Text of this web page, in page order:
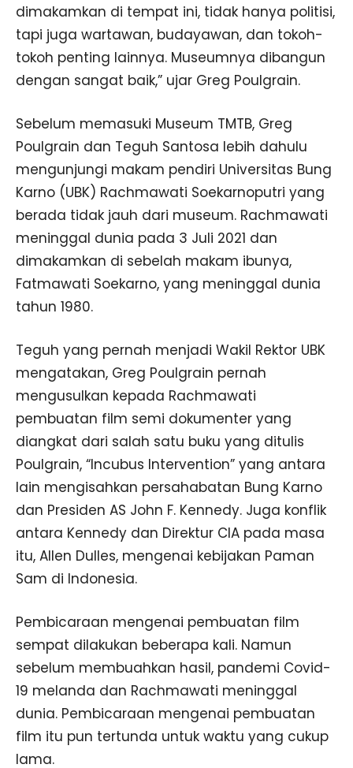
dimakamkan di tempat ini, tidak hanya politisi,
tapi juga wartawan, budayawan, dan tokoh-
tokoh penting lainnya. Museumnya dibangun
dengan sangat baik,” ujar Greg Poulgrain.
Sebelum memasuki Museum TMTB, Greg
Poulgrain dan Teguh Santosa lebih dahulu
mengunjungi makam pendiri Universitas Bung
Karno (UBK) Rachmawati Soekarnoputri yang
berada tidak jauh dari museum. Rachmawati
meninggal dunia pada 3 Juli 2021 dan
dimakamkan di sebelah makam ibunya,
Fatmawati Soekarno, yang meninggal dunia
tahun 1980.
Teguh yang pernah menjadi Wakil Rektor UBK
mengatakan, Greg Poulgrain pernah
mengusulkan kepada Rachmawati
pembuatan film semi dokumenter yang
diangkat dari salah satu buku yang ditulis
Poulgrain, “Incubus Intervention” yang antara
lain mengisahkan persahabatan Bung Karno
dan Presiden AS John F. Kennedy. Juga konflik
antara Kennedy dan Direktur CIA pada masa
itu, Allen Dulles, mengenai kebijakan Paman
Sam di Indonesia.
Pembicaraan mengenai pembuatan film
sempat dilakukan beberapa kali. Namun
sebelum membuahkan hasil, pandemi Covid-
19 melanda dan Rachmawati meninggal
dunia. Pembicaraan mengenai pembuatan
film itu pun tertunda untuk waktu yang cukup
lama.